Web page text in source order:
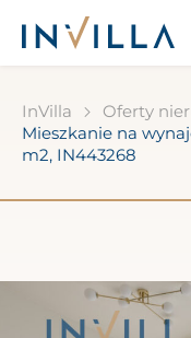
InVilla
Oferty
Mieszkanie na
m2, IN443268